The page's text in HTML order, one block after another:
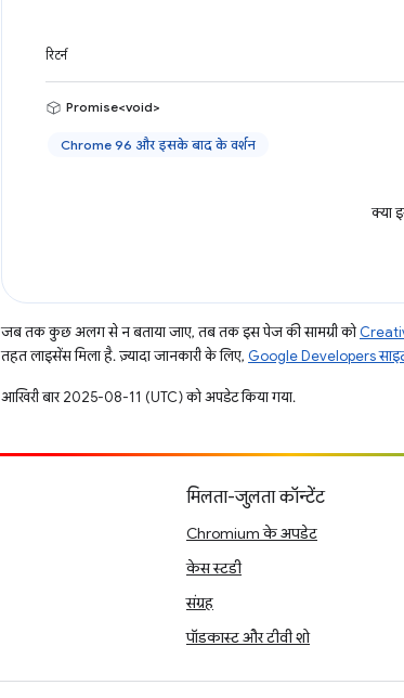
रिटर्न
Promise<void>
Chrome 96 और इसके बाद के वर्शन
क्या
जब तक कुछ अलग से न बताया जाए, तब तक इस पेज की सामग्री को
तहत लाइसेंस मिला है. ज़्यादा जानकारी के लिए, Google Developers साइट
आखिरी बार 2025-08-11 (UTC) को अपडेट किया गया.
मिलता-जुलता कॉन्टेंट
Chromium के अपडेट
केस स्टडी
संग्रह
पॉडकास्ट और टीवी शो